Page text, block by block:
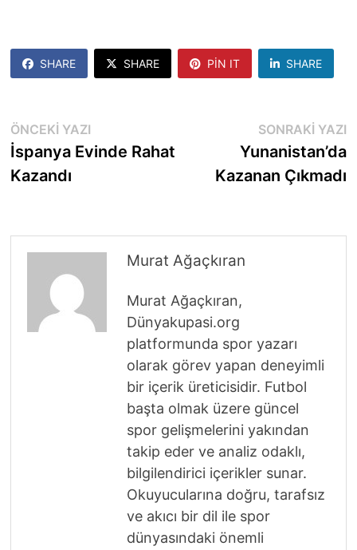
SHARE SHARE PIN IT SHARE
Yazı
gezinmesi
ÖNCEKI YAZIÖnceki
yazı:
İspanya Evinde Rahat
Kazandı
SONRAKI YAZI
Yunanistan’da
Kazanan Çıkmadı
Murat Ağaçkıran
Murat Ağaçkıran,
Dünyakupasi.org
platformunda spor yazarı
olarak görev yapan deneyimli
bir içerik üreticisidir. Futbol
başta olmak üzere güncel
spor gelişmelerini yakından
takip eder ve analiz odaklı,
bilgilendirici içerikler sunar.
Okuyucularına doğru, tarafsız
ve akıcı bir dil ile spor
dünyasındaki önemli